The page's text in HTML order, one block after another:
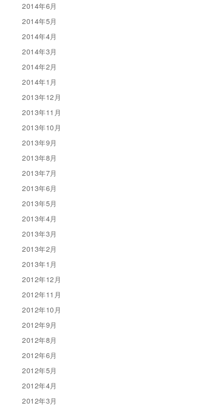
2014年6月
2014年5月
2014年4月
2014年3月
2014年2月
2014年1月
2013年12月
2013年11月
2013年10月
2013年9月
2013年8月
2013年7月
2013年6月
2013年5月
2013年4月
2013年3月
2013年2月
2013年1月
2012年12月
2012年11月
2012年10月
2012年9月
2012年8月
2012年6月
2012年5月
2012年4月
2012年3月